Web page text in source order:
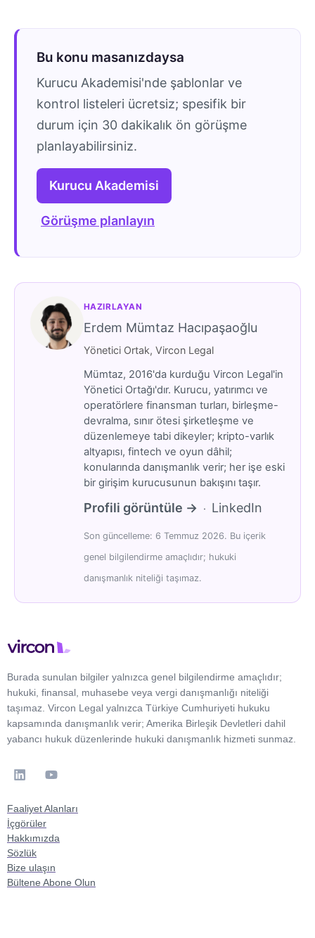
Bu konu masanızdaysa
Kurucu Akademisi'nde şablonlar ve
kontrol listeleri ücretsiz; spesifik bir
durum için 30 dakikalık ön görüşme
planlayabilirsiniz.
Kurucu Akademisi
Görüşme planlayın
HAZIRLAYAN
Erdem Mümtaz Hacıpaşaoğlu
Yönetici Ortak, Vircon Legal
Mümtaz, 2016'da kurduğu Vircon Legal'in
Yönetici Ortağı'dır. Kurucu, yatırımcı ve
operatörlere finansman turları, birleşme-
devralma, sınır ötesi şirketleşme ve
düzenlemeye tabi dikeyler; kripto-varlık
altyapısı, fintech ve oyun dâhil;
konularında danışmanlık verir; her işe eski
bir girişim kurucusunun bakışını taşır.
Profili görüntüle → · LinkedIn
Son güncelleme: 6 Temmuz 2026. Bu içerik
genel bilgilendirme amaçlıdır; hukuki
danışmanlık niteliği taşımaz.
Burada sunulan bilgiler yalnızca genel bilgilendirme amaçlıdır;
hukuki, finansal, muhasebe veya vergi danışmanlığı niteliği
taşımaz. Vircon Legal yalnızca Türkiye Cumhuriyeti hukuku
kapsamında danışmanlık verir; Amerika Birleşik Devletleri dahil
yabancı hukuk düzenlerinde hukuki danışmanlık hizmeti sunmaz.
Faaliyet Alanları
İçgörüler
Hakkımızda
Sözlük
Bize ulaşın
Bültene Abone Olun